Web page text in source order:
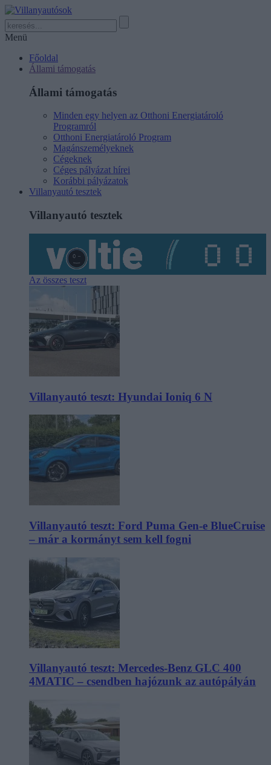
Menü
Főoldal
Állami támogatás
Állami támogatás
Minden egy helyen az Otthoni Energiatároló
Programról
Otthoni Energiatároló Program
Magánszemélyeknek
Cégeknek
Céges pályázat hírei
Korábbi pályázatok
Villanyautó tesztek
Villanyautó tesztek
Az összes teszt
Villanyautó teszt: Hyundai Ioniq 6 N
Villanyautó teszt: Ford Puma Gen-e BlueCruise
– már a kormányt sem kell fogni
Villanyautó teszt: Mercedes-Benz GLC 400
4MATIC – csendben hajózunk az autópályán